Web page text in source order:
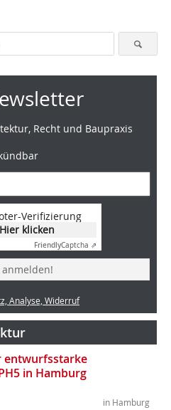
Recht und Baupraxis
Verifizierung
Hier klicken
FriendlyCaptcha ⇗
anmelden!
Analyse, Widerruf
entwurfsstarke
in Hamburg
in Hamburg